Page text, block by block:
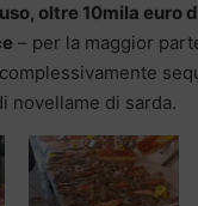
oltre 10mila euro
– per la maggior
novellame di sarda.